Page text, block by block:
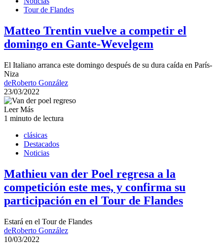
Tour de Flandes
Matteo Trentin vuelve a competir el
domingo en Gante-Wevelgem
El Italiano arranca este domingo después de su dura caída en París-
Niza
deRoberto González
23/03/2022
Leer Más
1 minuto de lectura
clásicas
Destacados
Noticias
Mathieu van der Poel regresa a la
competición este mes, y confirma su
participación en el Tour de Flandes
Estará en el Tour de Flandes
deRoberto González
10/03/2022